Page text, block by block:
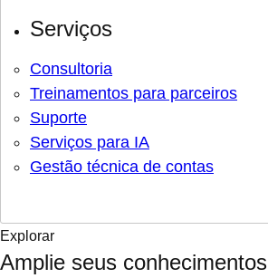
Serviços
Consultoria
Treinamentos para parceiros
Suporte
Serviços para IA
Gestão técnica de contas
Explorar
Amplie seus conhecimentos